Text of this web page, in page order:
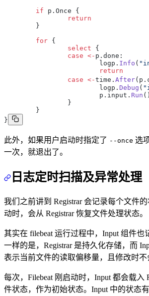
	if
p.Once {
		return
	}
	for
{
		select
{
		case
<- p.done:
			logp.
Info (
			return
		case
<-time. After
			logp.
Debug (
			p.input.
Run ()
		}
	}
}
此外，如果用户启动时指定了 --once 选
一次，就退出了。
日志定时扫描及异常处理
我们之前讲到 Registrar 会记录每个文件的
动时，会从 Registrar 恢复文件处理状态。
其实在 filebeat 运行过程中，Input 组件
一样的是，Registrar 是持久化存储，而
表示当前文件的读取偏移量，且修改时不
每次，Filebeat 刚启动时，Input 都会载入
件状态，作为初始状态。Input 中的状态